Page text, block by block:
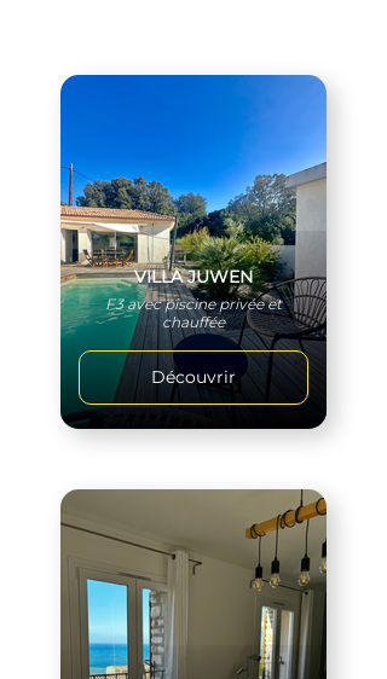
VILLA JUWEN
F3 avec piscine privée et
chauffée
Découvrir